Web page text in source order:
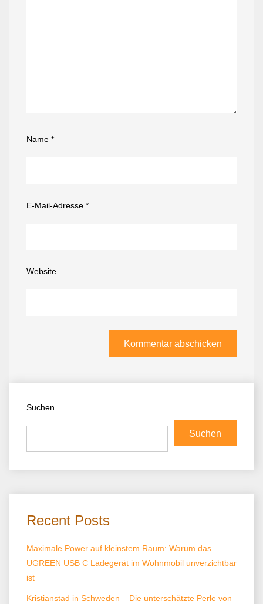
Name *
E-Mail-Adresse *
Website
Suchen
Suchen
Recent Posts
Maximale Power auf kleinstem Raum: Warum das
UGREEN USB C Ladegerät im Wohnmobil unverzichtbar
ist
Kristianstad in Schweden – Die unterschätzte Perle von